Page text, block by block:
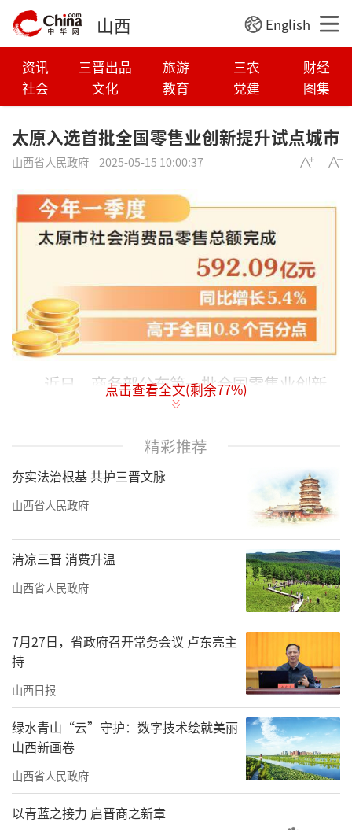
山西 English
资讯 三晋出品 旅游 三农
财经
社会
文化 教育 党建 图集
太原入选首批全国零售业创新提升试点城市
山西省人民政府 2025-05-15 10:00:37
近日，商务部公布第一批全国零售业创新
提升试点城市名单，38个城市获批试点，太原
榜上有名，也是山西省唯一入选的试点城市。
去年12月，商务部等7部门联合印发《零售
业创新提升工程实施方案》，从场景化改造、
品质化供给、数字化赋能、多元化创新、供应
链提升等五方面，系统部署了零售业创新提升
工程的主要任务。根据关于开展试点城市的要
求，商务部会同有关部门组织专家，最终评选
出38个试点城市，包含北京、上海、广州、深
圳、天津、南京、杭州、长沙、南昌、大连等
城市。试点周期为两年。2025年至2029年，商
务部将每年确定一批试点城市，适时推广试点
经验，探索形成零售业创新提升长效机制，鼓
励各地同步开展省级试点工作。
近年来，太原市大力发展首发经济、银发
经济、冰雪经济、赛事经济、演艺经济，挖
点击查看全文(剩余77%)
精彩推荐
夯实法治根基 共护三晋文脉
山西省人民政府
清凉三晋 消费升温
山西省人民政府
7月27日，省政府召开常务会议 卢东亮主
持
山西日报
绿水青山“云”守护：数字技术绘就美丽
山西新画卷
山西省人民政府
以青蓝之接力 启晋商之新章